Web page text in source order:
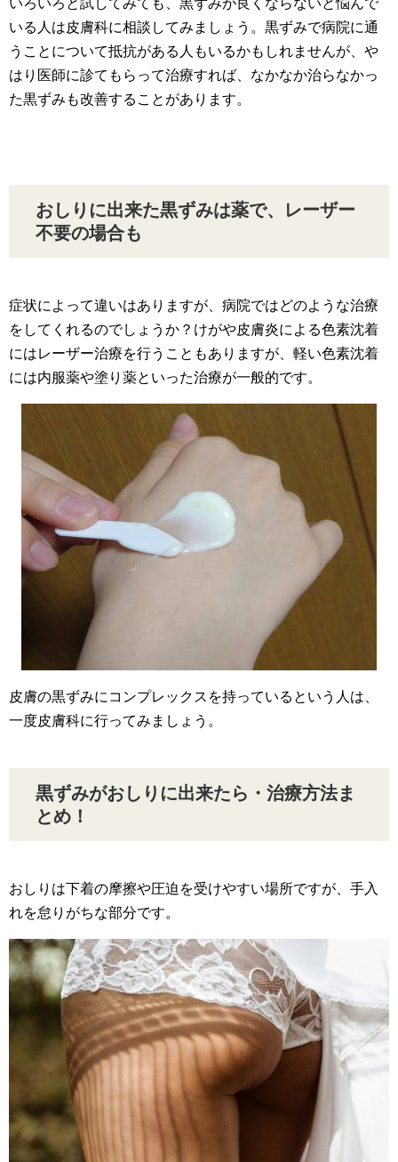
いる人は皮膚科に相談してみましょう。黒ずみで病院に通
うことについて抵抗がある人もいるかもしれませんが、や
はり医師に診てもらって治療すれば、なかなか治らなかっ
た黒ずみも改善することがあります。
おしりに出来た黒ずみは薬で、レーザー
不要の場合も
症状によって違いはありますが、病院ではどのような治療
をしてくれるのでしょうか？けがや皮膚炎による色素沈着
にはレーザー治療を行うこともありますが、軽い色素沈着
には内服薬や塗り薬といった治療が一般的です。
皮膚の黒ずみにコンプレックスを持っているという人は、
一度皮膚科に行ってみましょう。
黒ずみがおしりに出来たら・治療方法ま
とめ！
おしりは下着の摩擦や圧迫を受けやすい場所ですが、手入
れを怠りがちな部分です。